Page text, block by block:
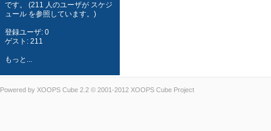
です。 (211 人のユーザが スケジ
ュール を参照しています。)
登録ユーザ: 0
ゲスト: 211
もっと...
Powered by XOOPS Cube 2.2 © 2001-2012 XOOPS Cube Project